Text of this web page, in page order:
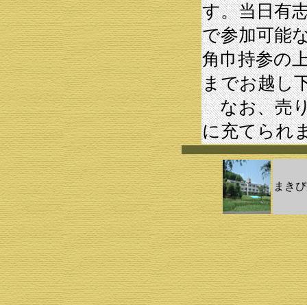
す。当日有
で参加可能
角巾持参の
までお越し
なお、売り
に充てられ
まき